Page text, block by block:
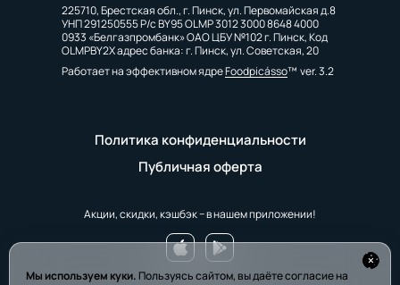
Мы используем куки. Пользуясь сайтом, вы даёте согласие на
225710, Брестская обл., г. Пинск, ул. Первомайская д.8
УНП 291250555 Р/с BY95 OLMP 3012 3000 8648 4000
0933 «Белгазпромбанк» ОАО ЦБУ №102 г. Пинск, Код
OLMPBY2X адрес банка: г. Пинск, ул. Советская, 20
Работает на эффективном ядреFoodpicássover. 3.2
Политика конфиденциальности
Публичная оферта
Акции, скидки, кэшбэк − в нашем приложении!